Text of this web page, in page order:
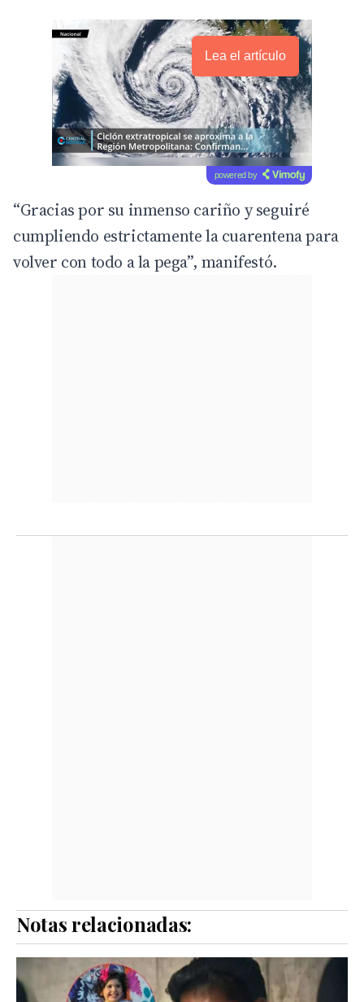
Lea el artículo
powered by
“Gracias por su inmenso cariño y seguiré
cumpliendo estrictamente la cuarentena para
volver con todo a la pega”, manifestó.
Notas relacionadas: